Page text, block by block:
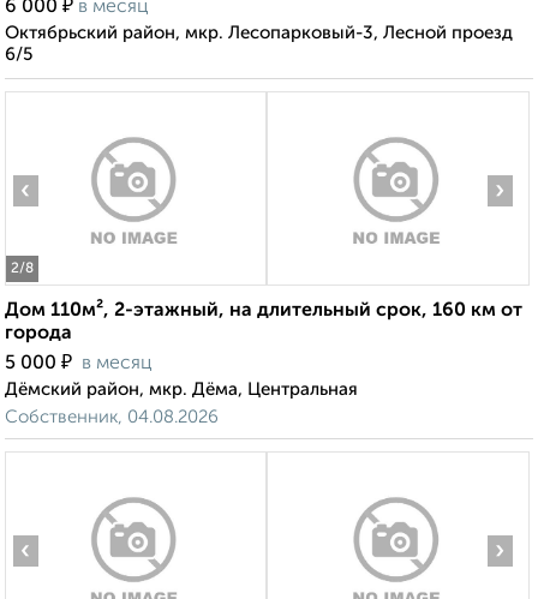
6 000 ₽ в месяц
Октябрьский район, мкр. Лесопарковый-3, Лесной проезд
6/5
2/8
‹ ›
Дом 110м², 2-этажный, на длительный срок, 160 км от
города
5 000 ₽ в месяц
Дёмский район, мкр. Дёма, Центральная
Собственник, 04.08.2026
‹ ›